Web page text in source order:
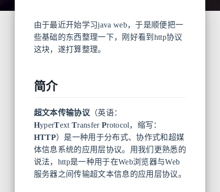
由于最近开始学习java web，于是顺便把一
些基础的东西整理一下，刚好看到http协议
这块，遂打算整理。
简介
超文本传输协议 （英语：
HyperTextTransfer Protocol，缩写：
HTTP）是一种用于分布式、协作式和超媒
体信息系统的应用层协议。用我们更熟悉的
说法，http是一种用于在Web浏览器与Web
服务器之间传输超文本信息的应用层协议。